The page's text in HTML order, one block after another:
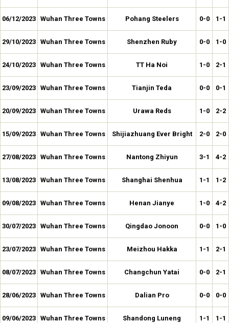
06/12/2023 Wuhan Three Towns Pohang Steelers 0-0 1-1
29/10/2023 Wuhan Three Towns Shenzhen Ruby 0-0 1-0
24/10/2023 Wuhan Three Towns TT Ha Noi 1-0 2-1
23/09/2023 Wuhan Three Towns Tianjin Teda 0-0 0-1
20/09/2023 Wuhan Three Towns Urawa Reds 1-0 2-2
15/09/2023 Wuhan Three Towns Shijiazhuang Ever Bright 2-0 2-0
27/08/2023 Wuhan Three Towns Nantong Zhiyun 3-1 4-2
13/08/2023 Wuhan Three Towns Shanghai Shenhua 1-1 1-2
09/08/2023 Wuhan Three Towns Henan Jianye 1-0 4-2
30/07/2023 Wuhan Three Towns Qingdao Jonoon 0-0 1-0
23/07/2023 Wuhan Three Towns Meizhou Hakka 1-1 2-1
08/07/2023 Wuhan Three Towns Changchun Yatai 0-0 2-1
28/06/2023 Wuhan Three Towns Dalian Pro 0-0 0-0
09/06/2023 Wuhan Three Towns Shandong Luneng 1-1 1-1